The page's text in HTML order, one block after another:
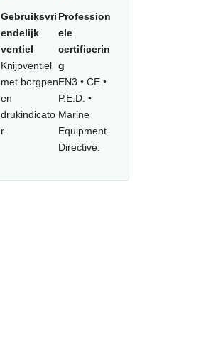
Gebruiksvri
endelijk
ventiel
Knijpventiel
met borgpen
en
drukindicato
r.
Profession
ele
certificerin
g
EN3 • CE •
P.E.D. •
Marine
Equipment
Directive.